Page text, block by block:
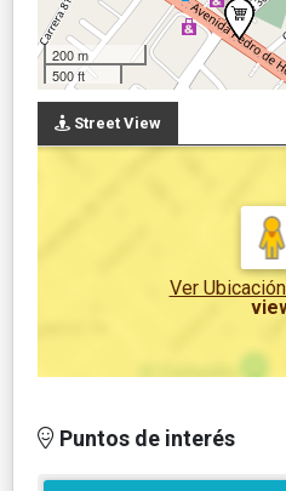
200 m
500 ft
Street View
Ver Ubicación
Puntos de interés